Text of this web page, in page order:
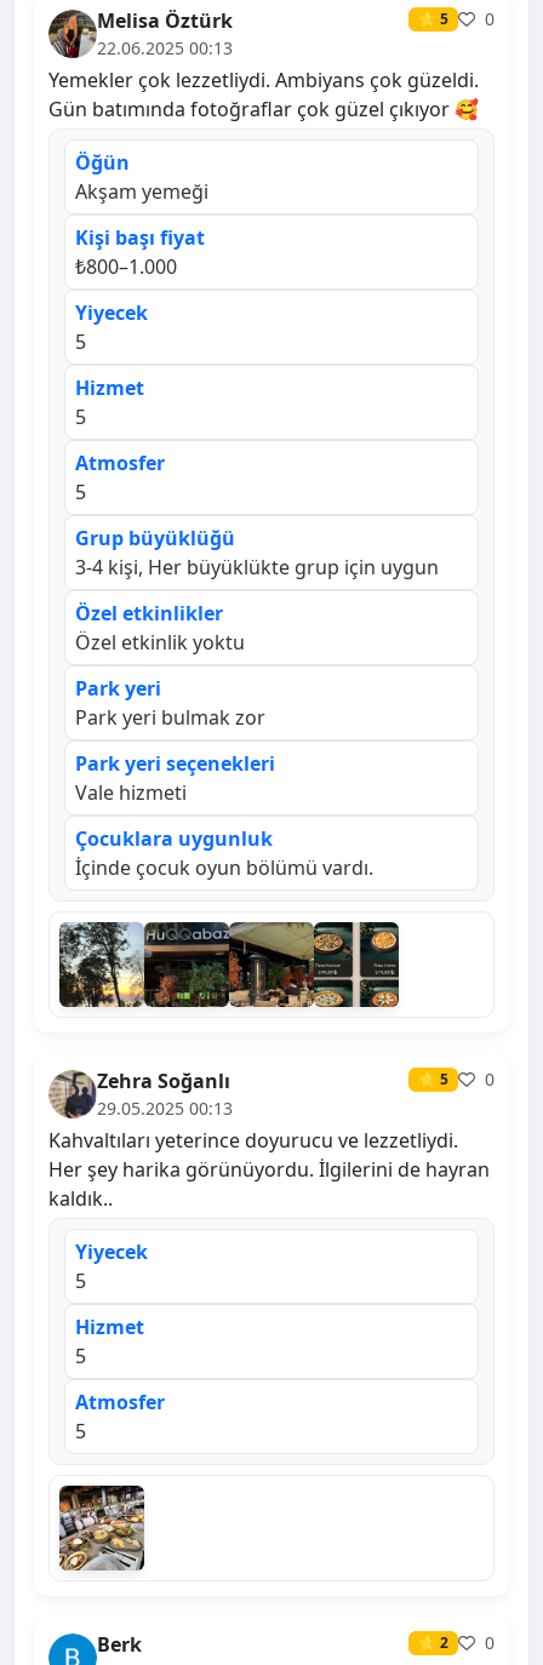
Melisa Öztürk ⭐ 5
0
22.06.2025 00:13
Yemekler çok lezzetliydi. Ambiyans çok güzeldi.
Gün batımında fotoğraflar çok güzel çıkıyor 🥰
Öğün
Akşam yemeği
Kişi başı fiyat
₺800–1.000
Yiyecek
5
Hizmet
5
Atmosfer
5
Grup büyüklüğü
3-4 kişi, Her büyüklükte grup için uygun
Özel etkinlikler
Özel etkinlik yoktu
Park yeri
Park yeri bulmak zor
Park yeri seçenekleri
Vale hizmeti
Çocuklara uygunluk
İçinde çocuk oyun bölümü vardı.
Zehra Soğanlı ⭐ 5
0
29.05.2025 00:13
Kahvaltıları yeterince doyurucu ve lezzetliydi.
Her şey harika görünüyordu. İlgilerini de hayran
kaldık..
Yiyecek
5
Hizmet
5
Atmosfer
5
Berk ⭐ 2
0